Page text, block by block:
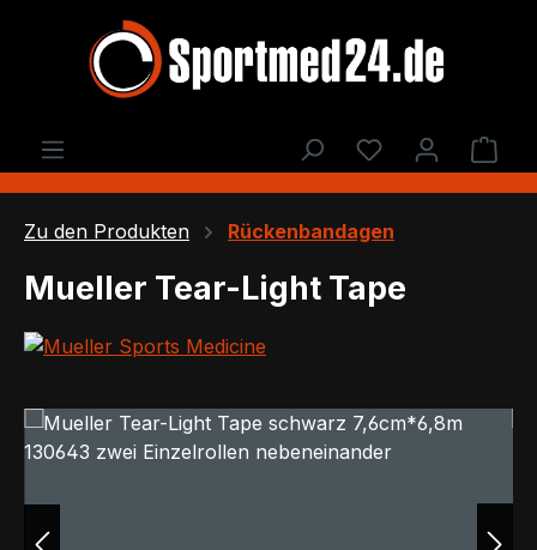
Zum Hauptinhalt springen
Du hast 0
Zu den Produkten Rückenbandagen
Mueller Tear-Light Tape
Bildergalerie überspringen